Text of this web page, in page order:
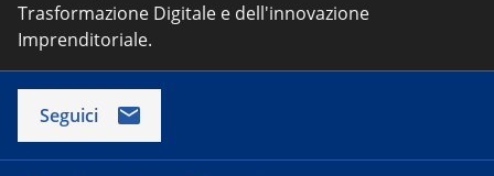
Trasformazione Digitale e dell'innovazione
Imprenditoriale.
Seguici